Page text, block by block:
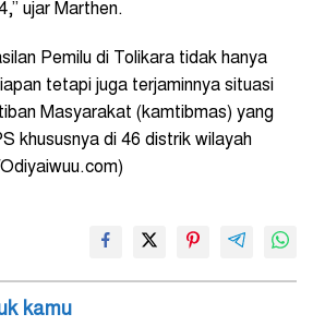
ujar Marthen.
Pemilu di Tolikara tidak hanya
tetapi juga terjaminnya situasi
Masyarakat (kamtibmas) yang
khususnya di 46 distrik wilayah
kamu